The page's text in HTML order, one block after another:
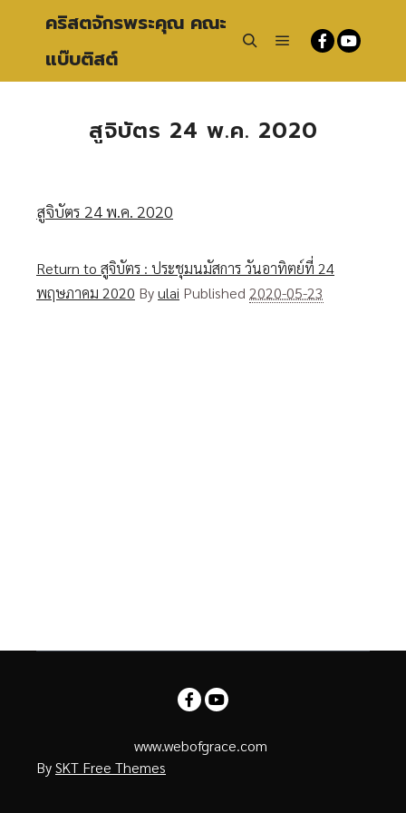
คริสตจักรพระคุณ คณะ
แบ๊บติสต์
สูจิบัตร 24 พ.ค. 2020
สูจิบัตร 24 พ.ค. 2020
Return to สูจิบัตร : ประชุมนมัสการ วันอาทิตย์ที่ 24
พฤษภาคม 2020 Byulai Published 2020-05-23
www.webofgrace.com
BySKT Free Themes